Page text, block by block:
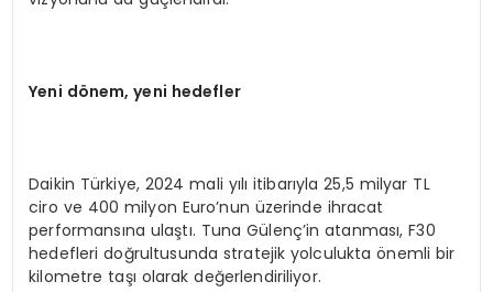
Yeni dönem, yeni hedefler
Daikin Türkiye, 2024 mali yılı itibarıyla 25,5 milyar TL
ciro ve 400 milyon Euro’nun üzerinde ihracat
performansına ulaştı. Tuna Gülenç’in atanması, F30
hedefleri doğrultusunda stratejik yolculukta önemli bir
kilometre taşı olarak değerlendiriliyor.